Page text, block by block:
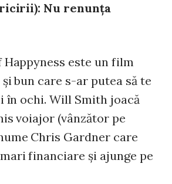
Nu renunţa
este un film
bun care s-ar putea să te
în ochi. Will Smith joacă
voiajor (vânzător pe
Chris Gardner care
financiare şi ajunge pe